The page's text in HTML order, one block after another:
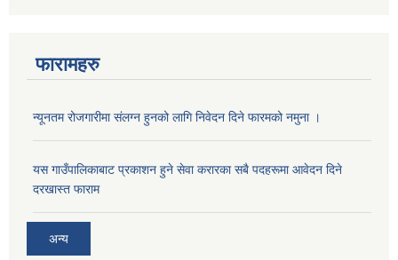
फारामहरु
न्यूनतम रोजगारीमा संलग्न हुनको लागि निवेदन दिने फारमको नमुना ।
यस गाउँपालिकाबाट प्रकाशन हुने सेवा करारका सबै पदहरूमा आवेदन दिने
दरखास्त फाराम
अन्य